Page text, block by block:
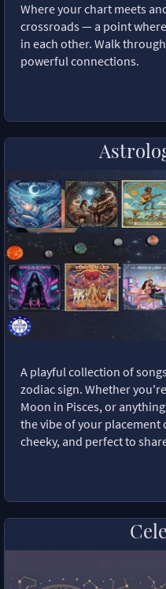
Where your chart meets
crossroads — a point
in each other. Walk
powerful connections.
A playful collection of
zodiac sign. Whether
Moon in Pisces, or
the vibe of your placement
cheeky, and perfect to